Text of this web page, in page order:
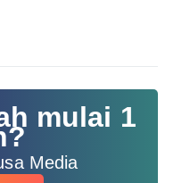
mulai 1
Media